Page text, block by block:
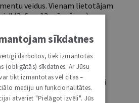
veidus. Vienam lietotājam
(3, 6 un 12 mēnešiem).
– 24 h/7 d.
un 2000 autoru
un ikgadējie grāmatžurnāli
– piezīmes, citāti, mapes
sīkdatnes
darbotos, tiek izmantotas
(obligātās) sīkdatnes. Ar Jūsu
tikt izmantotas vēl citas –
mediju un funkcionalitātes.
atveriet "Pielāgot izvēli". Jūs